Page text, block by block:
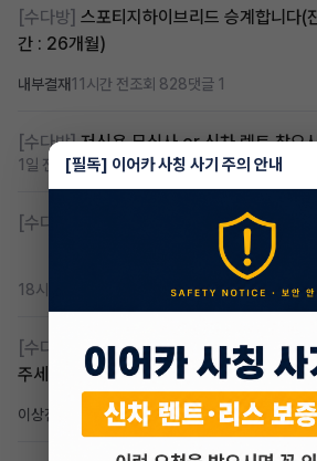
[수다방] 스포티지하이브리드 승계합니다(
간 : 26개월)
내부결재11시간 전조회 828댓글 1
[수다방] 저신용 무심사 or 신차 렌트 찾으
1일 전 조회 433댓글 2
[수다방] K8 하이브리드 (풀옵션) 758,780
18시간 전 댓글 3
[수다방]
Gv70 승계자분 구합니다 지원금
주세요
이상진 조회 190 댓글 1
[필독] 이어카 사칭 사기 주의 안내